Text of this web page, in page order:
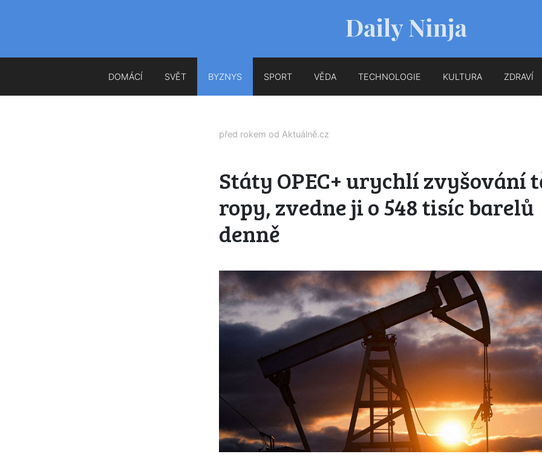
DOMÁCÍ SVĚT BYZNYS SPORT VĚDA TECHNOLOGIE KULTURA ZDRAVÍ
před rokem od Aktuálně.cz
Státy OPEC+ urychlí zvyšování
ropy, zvedne ji o 548 tisíc barelů
denně